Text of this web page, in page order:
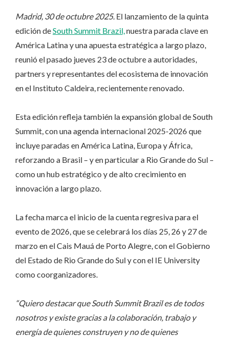
Madrid, 30 de octubre 2025. El lanzamiento de la quinta
edición deSouth Summit Brazil, nuestra parada clave en
América Latina y una apuesta estratégica a largo plazo,
reunió el pasado jueves 23 de octubre a autoridades,
partners y representantes del ecosistema de innovación
en el Instituto Caldeira, recientemente renovado.
Esta edición refleja también la expansión global de South
Summit, con una agenda internacional 2025-2026 que
incluye paradas en América Latina, Europa y África,
reforzando a Brasil – y en particular a Rio Grande do Sul –
como un hub estratégico y de alto crecimiento en
innovación a largo plazo.
La fecha marca el inicio de la cuenta regresiva para el
evento de 2026, que se celebrará los días 25, 26 y 27 de
marzo en el Cais Mauá de Porto Alegre, con el Gobierno
del Estado de Rio Grande do Sul y con el IE University
como coorganizadores.
“Quiero destacar que South Summit Brazil es de todos
nosotros y existe gracias a la colaboración, trabajo y
energía de quienes construyen y no de quienes